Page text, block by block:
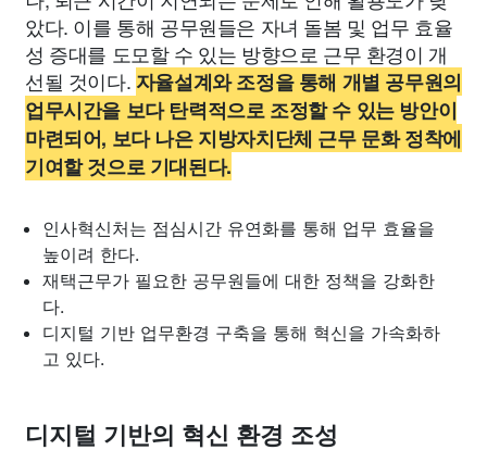
았다. 이를 통해 공무원들은 자녀 돌봄 및 업무 효율
성 증대를 도모할 수 있는 방향으로 근무 환경이 개
선될 것이다. 자율설계와 조정을 통해 개별 공무원의
업무시간을 보다 탄력적으로 조정할 수 있는 방안이
마련되어, 보다 나은 지방자치단체 근무 문화 정착에
기여할 것으로 기대된다.
인사혁신처는 점심시간 유연화를 통해 업무 효율을
높이려 한다.
재택근무가 필요한 공무원들에 대한 정책을 강화한
다.
디지털 기반 업무환경 구축을 통해 혁신을 가속화하
고 있다.
디지털 기반의 혁신 환경 조성